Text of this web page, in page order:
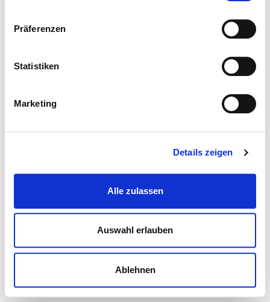
Präferenzen
Statistiken
Marketing
Details zeigen
Alle zulassen
Auswahl erlauben
Ablehnen